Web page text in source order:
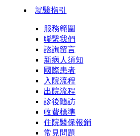
就醫指引
服務範圍
聯繫我們
諮詢留言
新病人須知
國際患者
入院流程
出院流程
診後隨訪
收費標準
住院醫保報銷
常見問題